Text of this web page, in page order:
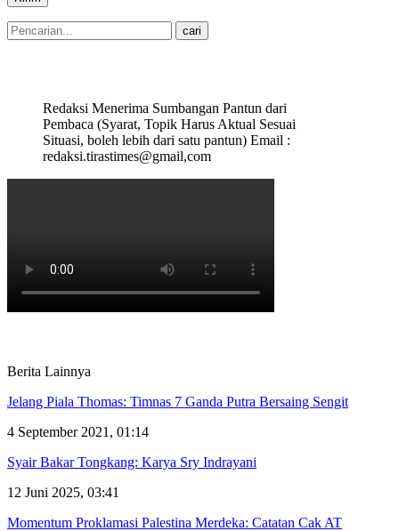
Redaksi Menerima Sumbangan Pantun dari
Pembaca (Syarat, Topik Harus Aktual Sesuai
Situasi, boleh lebih dari satu pantun) Email :
redaksi.tirastimes@gmail,com
Berita Lainnya
Jelang Piala Thomas: Timnas 7 Ganda Putra Bersaing Sengit
4 September 2021, 01:14
Syair Bakar Tongkang: Karya Sry Indrayani
12 Juni 2025, 03:41
Momentum Proklamasi Palestina Merdeka: Catatan Cak AT